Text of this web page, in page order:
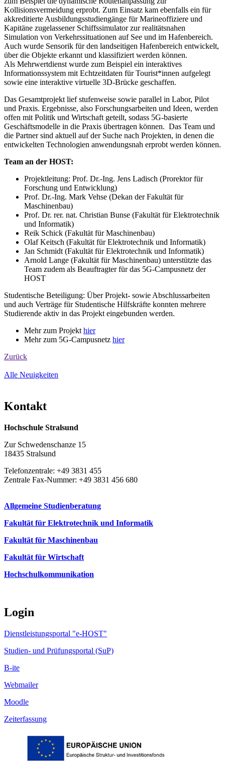
Kollisionsvermeidung erprobt. Zum Einsatz kam ebenfalls ein für
akkreditierte Ausbildungsstudiengänge für Marineoffiziere und
Kapitäne zugelassener Schiffssimulator zur realitätsnahen
Simulation von Verkehrssituationen auf See und im Hafenbereich.
Auch wurde Sensorik für den landseitigen Hafenbereich entwickelt,
über die Objekte erkannt und klassifiziert werden können.
Als Mehrwertdienst wurde zum Beispiel ein interaktives
Informationssystem mit Echtzeitdaten für Tourist*innen aufgelegt
sowie eine interaktive virtuelle 3D-Brücke geschaffen.
Das Gesamtprojekt lief stufenweise sowie parallel in Labor, Pilot
und Praxis. Ergebnisse, also Forschungsarbeiten und Ideen, werden
offen mit Politik und Wirtschaft geteilt, sodass 5G-basierte
Geschäftsmodelle in die Praxis übertragen können. Das Team und
die Partner sind aktuell auf der Suche nach Projekten, in denen die
entwickelten Technologien anwendungsnah erprobt werden können.
Team an der HOST:
Projektleitung: Prof. Dr.-Ing. Jens Ladisch (Prorektor für
Forschung und Entwicklung)
Prof. Dr.-Ing. Mark Vehse (Dekan der Fakultät für
Maschinenbau)
Prof. Dr. rer. nat. Christian Bunse (Fakultät für Elektrotechnik
und Informatik)
Reik Schick (Fakultät für Maschinenbau)
Olaf Keitsch (Fakultät für Elektrotechnik und Informatik)
Jan Schmidt (Fakultät für Elektrotechnik und Informatik)
Arnold Lange (Fakultät für Maschinenbau) unterstützte das
Team zudem als Beauftragter für das 5G-Campusnetz der
HOST
Studentische Beteiligung: Über Projekt- sowie Abschlussarbeiten
und auch Verträge für Studentische Hilfskräfte konnten mehrere
Studierende aktiv in das Projekt eingebunden werden.
Mehr zum Projekt hier
Mehr zum 5G-Campusnetz hier
Zurück
Alle Neuigkeiten
Kon­takt
Hochschule Stralsund
Zur Schwedenschanze 15
18435 Stralsund
Telefonzentrale: +49 3831 455
Zentrale Fax-Nummer: +49 3831 456 680
Allgemeine Studienberatung
Fakultät für Elektrotechnik und Informatik
Fakultät für Maschinenbau
Fakultät für Wirtschaft
Hochschulkommunikation
Login
Dienstleistungsportal "e-HOST"
Studien- und Prüfungsportal (SuP)
B-ite
Webmailer
Moodle
Zeiterfassung